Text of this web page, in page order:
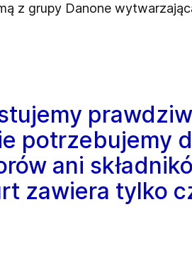
z grupy Danone
potrzebujemy
ani
zawiera tylko